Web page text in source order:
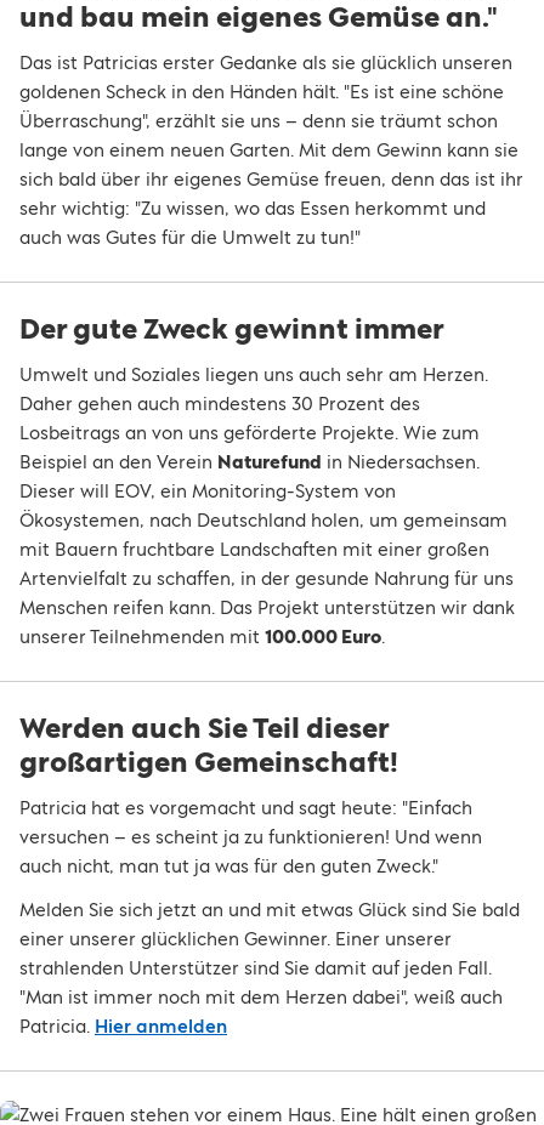
und bau mein eigenes Gemüse an."
Das ist Patricias erster Gedanke als sie glücklich unseren
goldenen Scheck in den Händen hält. "Es ist eine schöne
Überraschung", erzählt sie uns – denn sie träumt schon
lange von einem neuen Garten. Mit dem Gewinn kann sie
sich bald über ihr eigenes Gemüse freuen, denn das ist ihr
sehr wichtig: "Zu wissen, wo das Essen herkommt und
auch was Gutes für die Umwelt zu tun!"
Der gute Zweck gewinnt immer
Umwelt und Soziales liegen uns auch sehr am Herzen.
Daher gehen auch mindestens 30 Prozent des
Losbeitrags an von uns geförderte Projekte. Wie zum
Beispiel an den Verein Naturefund in Niedersachsen.
Dieser will EOV, ein Monitoring-System von
Ökosystemen, nach Deutschland holen, um gemeinsam
mit Bauern fruchtbare Landschaften mit einer großen
Artenvielfalt zu schaffen, in der gesunde Nahrung für uns
Menschen reifen kann. Das Projekt unterstützen wir dank
unserer Teilnehmenden mit 100.000 Euro.
Werden auch Sie Teil dieser
großartigen Gemeinschaft!
Patricia hat es vorgemacht und sagt heute: "Einfach
versuchen – es scheint ja zu funktionieren! Und wenn
auch nicht, man tut ja was für den guten Zweck."
Melden Sie sich jetzt an und mit etwas Glück sind Sie bald
einer unserer glücklichen Gewinner. Einer unserer
strahlenden Unterstützer sind Sie damit auf jeden Fall.
"Man ist immer noch mit dem Herzen dabei", weiß auch
Patricia. Hier anmelden